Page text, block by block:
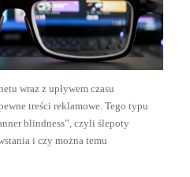
wraz z upływem czasu
treści reklamowe. Tego typu
blindness”, czyli ślepoty
i czy można temu